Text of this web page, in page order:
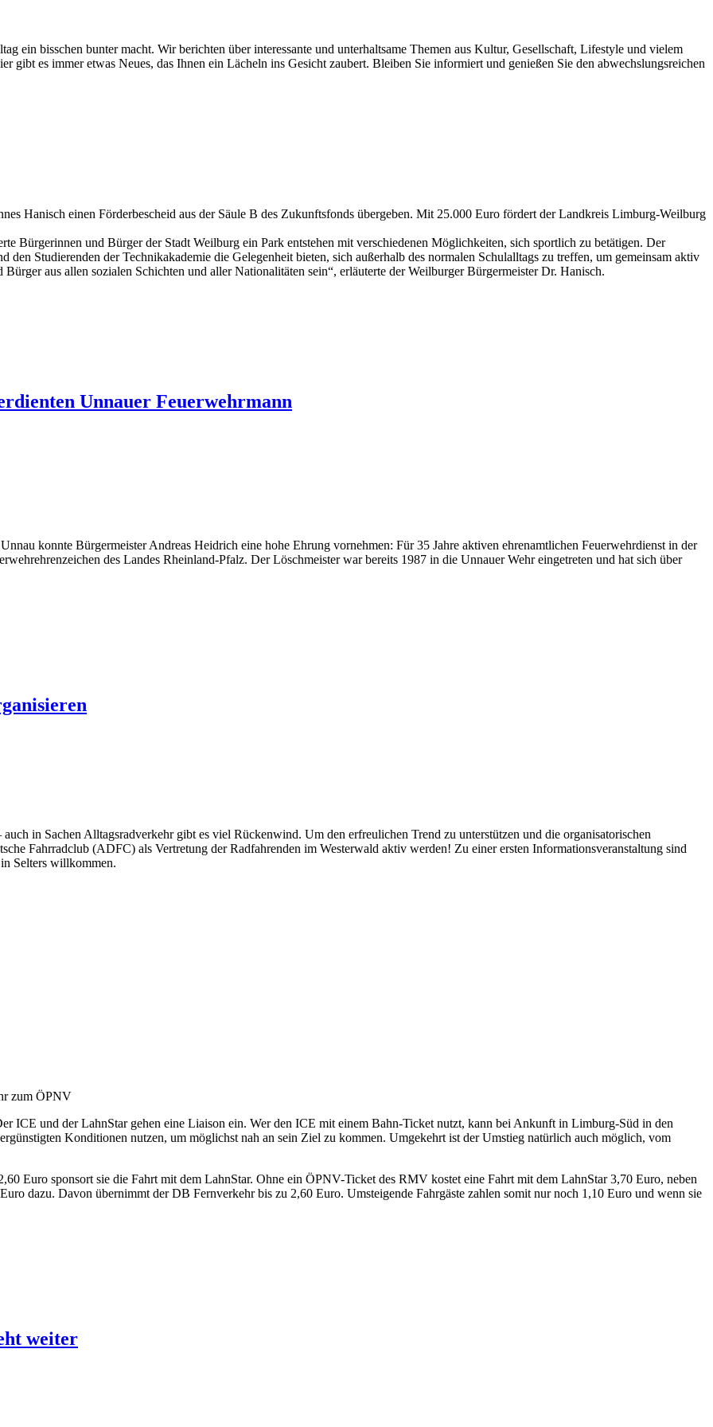
ein bisschen bunter macht. Wir berichten über interessante und unterhaltsame Themen aus Kultur, Gesellschaft, Lifestyle und vielem
gibt es immer etwas Neues, das Ihnen ein Lächeln ins Gesicht zaubert. Bleiben Sie informiert und genießen Sie den abwechslungsreichen
Hanisch einen Förderbescheid aus der Säule B des Zukunftsfonds übergeben. Mit 25.000 Euro fördert der Landkreis Limburg-Weilburg
Bürgerinnen und Bürger der Stadt Weilburg ein Park entstehen mit verschiedenen Möglichkeiten, sich sportlich zu betätigen. Der
Studierenden der Technikakademie die Gelegenheit bieten, sich außerhalb des normalen Schulalltags zu treffen, um gemeinsam aktiv
aus allen sozialen Schichten und aller Nationalitäten sein“, erläuterte der Weilburger Bürgermeister Dr. Hanisch.
Unnauer Feuerwehrmann
konnte Bürgermeister Andreas Heidrich eine hohe Ehrung vornehmen: Für 35 Jahre aktiven ehrenamtlichen Feuerwehrdienst in der
des Landes Rheinland-Pfalz. Der Löschmeister war bereits 1987 in die Unnauer Wehr eingetreten und hat sich über
in Sachen Alltagsradverkehr gibt es viel Rückenwind. Um den erfreulichen Trend zu unterstützen und die organisatorischen
Fahrradclub (ADFC) als Vertretung der Radfahrenden im Westerwald aktiv werden! Zu einer ersten Informationsveranstaltung sind
Selters willkommen.
zum ÖPNV
ICE und der LahnStar gehen eine Liaison ein. Wer den ICE mit einem Bahn-Ticket nutzt, kann bei Ankunft in Limburg-Süd in den
Konditionen nutzen, um möglichst nah an sein Ziel zu kommen. Umgekehrt ist der Umstieg natürlich auch möglich, vom
Euro sponsort sie die Fahrt mit dem LahnStar. Ohne ein ÖPNV-Ticket des RMV kostet eine Fahrt mit dem LahnStar 3,70 Euro, neben
dazu. Davon übernimmt der DB Fernverkehr bis zu 2,60 Euro. Umsteigende Fahrgäste zahlen somit nur noch 1,10 Euro und wenn sie
weiter